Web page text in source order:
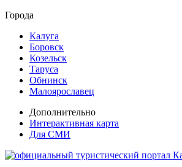
Города
Калуга
Боровск
Козельск
Таруса
Обнинск
Малоярославец
Дополнительно
Интерактивная карта
Для СМИ